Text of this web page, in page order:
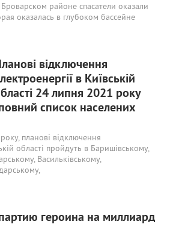
районе спасатели оказали
оказалась в глубоком бассейне
відключення
в Київській
24 липня 2021 року
список населених
планові відключення
області пройдуть в Баришівському,
Васильківському,
героина на миллиард